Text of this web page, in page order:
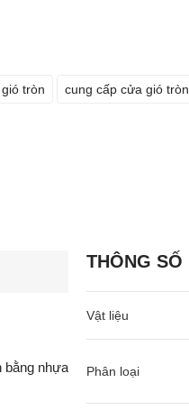
trước
Khách hàngz3al1f
tròn cung cấp cửa gió tròn
bằng nhựa
THÔNG SỐ
Vật liệu
Phân loại